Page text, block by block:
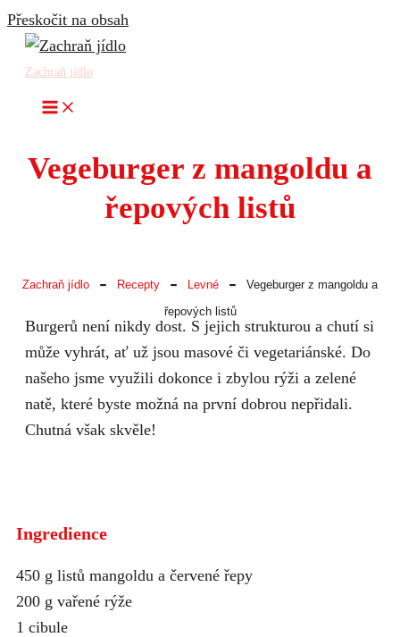
Přeskočit na obsah
Zachraň jídlo
Vegeburger z mangoldu a
řepových listů
Zachraň jídlo - Recepty - Levné -
Vegeburger z mangoldu a
řepových listů
Burgerů není nikdy dost. S jejich strukturou a chutí si
může vyhrát, ať už jsou masové či vegetariánské. Do
našeho jsme využili dokonce i zbylou rýži a zelené
natě, které byste možná na první dobrou nepřidali.
Chutná však skvěle!
Ingredience
450 g listů mangoldu a červené řepy
200 g vařené rýže
1 cibule